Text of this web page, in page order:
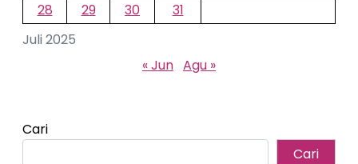
Juli 2025
28
29 30 31
« Jun Agu »
Cari
Cari